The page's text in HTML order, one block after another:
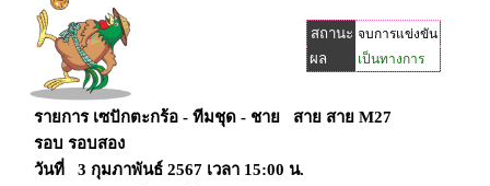
สถานะ จบการแข่งขัน
ผล เป็นทางการ
รายการ เซปักตะกร้อ - ทีมชุด - ชาย สาย สาย M27
รอบ รอบสอง
วันที่ 3 กุมภาพันธ์ 2567 เวลา 15:00 น.